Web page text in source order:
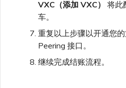
VXC（添加 VXC）
将此
车。
重复以上步骤以开通您
Peering 接口。
继续完成结账流程。